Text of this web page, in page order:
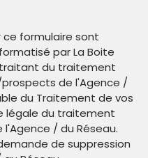
ce formulaire sont
par La Boite
du traitement
de l'Agence /
du Traitement de vos
légale du traitement
/ du Réseau.
de suppression